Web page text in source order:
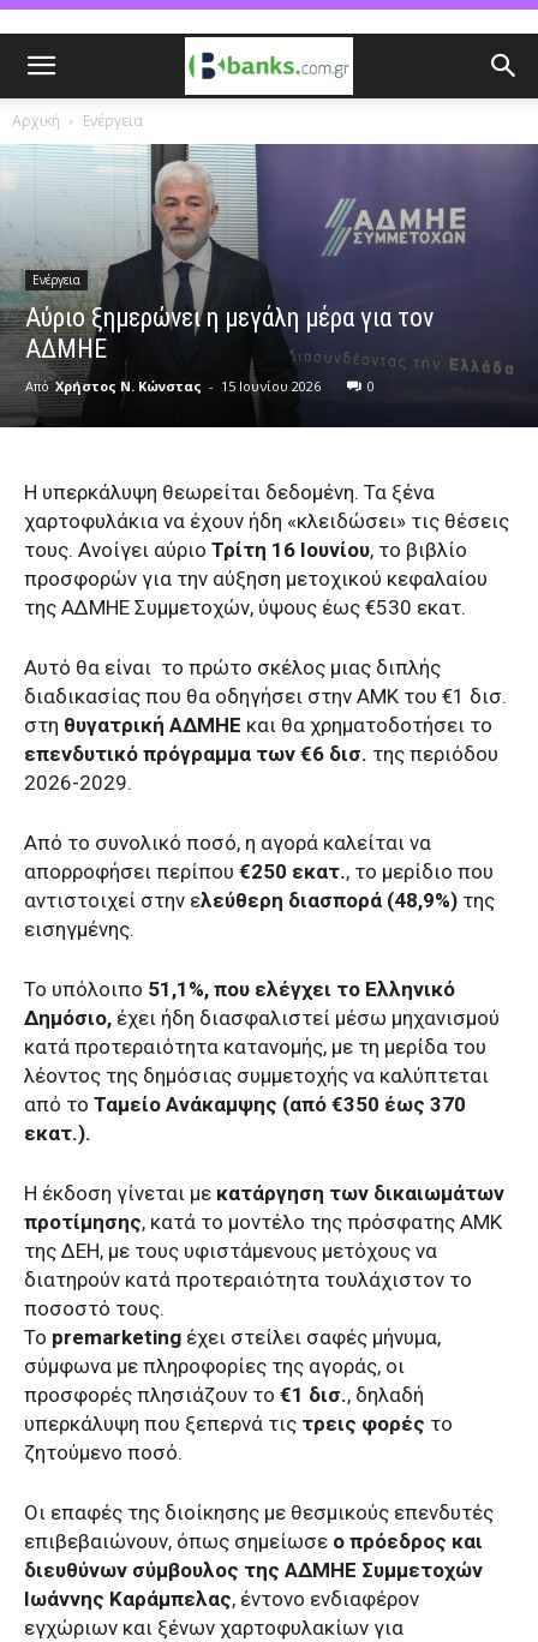
Αρχική Ενέργεια
Ενέργεια
Αύριο ξημερώνει η μεγάλη μέρα για τον
ΑΔΜΗΕ
Από Χρήστος Ν. Κώνστας - 15 Ιουνίου 2026 0
Η υπερκάλυψη θεωρείται δεδομένη. Τα ξένα
χαρτοφυλάκια να έχουν ήδη «κλειδώσει» τις θέσεις
τους. Ανοίγει αύριο Τρίτη 16 Ιουνίου, το βιβλίο
προσφορών για την αύξηση μετοχικού κεφαλαίου
της ΑΔΜΗΕ Συμμετοχών, ύψους έως €530 εκατ.
Αυτό θα είναι το πρώτο σκέλος μιας διπλής
διαδικασίας που θα οδηγήσει στην ΑΜΚ του €1 δισ.
στη θυγατρική ΑΔΜΗΕ και θα χρηματοδοτήσει το
επενδυτικό πρόγραμμα των €6 δισ. της περιόδου
2026-2029.
Από το συνολικό ποσό, η αγορά καλείται να
απορροφήσει περίπου €250 εκατ., το μερίδιο που
αντιστοιχεί στην ελεύθερη διασπορά (48,9%) της
εισηγμένης.
Το υπόλοιπο 51,1%, που ελέγχει το Ελληνικό
Δημόσιο, έχει ήδη διασφαλιστεί μέσω μηχανισμού
κατά προτεραιότητα κατανομής, με τη μερίδα του
λέοντος της δημόσιας συμμετοχής να καλύπτεται
από το Ταμείο Ανάκαμψης (από €350 έως 370
εκατ.).
Η έκδοση γίνεται με κατάργηση των δικαιωμάτων
προτίμησης, κατά το μοντέλο της πρόσφατης ΑΜΚ
της ΔΕΗ, με τους υφιστάμενους μετόχους να
διατηρούν κατά προτεραιότητα τουλάχιστον το
ποσοστό τους.
Το premarketing έχει στείλει σαφές μήνυμα,
σύμφωνα με πληροφορίες της αγοράς, οι
προσφορές πλησιάζουν το €1 δισ., δηλαδή
υπερκάλυψη που ξεπερνά τις τρεις φορές το
ζητούμενο ποσό.
Οι επαφές της διοίκησης με θεσμικούς επενδυτές
επιβεβαιώνουν, όπως σημείωσε ο πρόεδρος και
διευθύνων σύμβουλος της ΑΔΜΗΕ Συμμετοχών
Ιωάννης Καράμπελας, έντονο ενδιαφέρον
εγχώριων και ξένων χαρτοφυλακίων για